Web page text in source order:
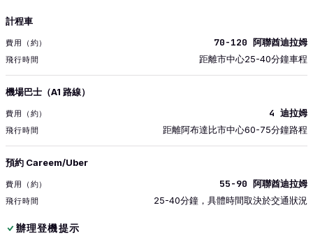
運輸
計程車
70-120 阿聯酋迪拉姆
距離市中心25-40分鐘車程
機場巴士（A1 路線）
4 迪拉姆
距離阿布達比市中心60-75分鐘路程
預約 Careem/Uber
55-90 阿聯酋迪拉姆
25-40分鐘，具體時間取決於交通狀況
辦理登機提示